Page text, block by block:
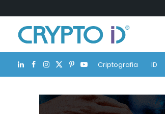
LinkedIn
Facebook
Instagram
X
(Twitter)
Pinterest
YouTubeCriptografia ID